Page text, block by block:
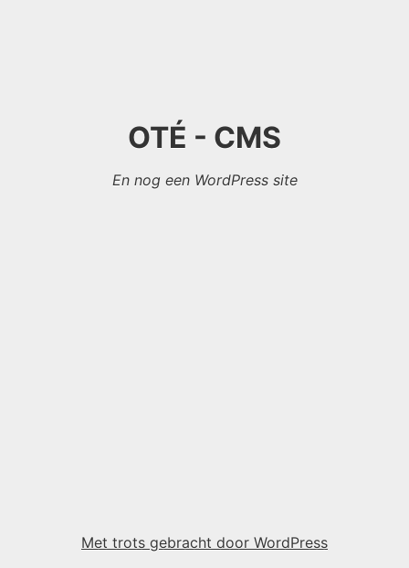
OTÉ - CMS
En nog een WordPress site
Met trots gebracht door WordPress